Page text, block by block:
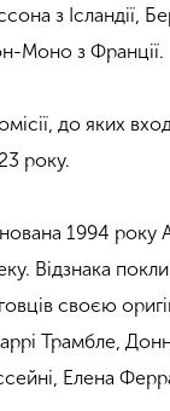
з Ісландії,
Моно з Франції.
до яких
року.
1994 року
Відзнака
своєю
Трамбле,
Елена